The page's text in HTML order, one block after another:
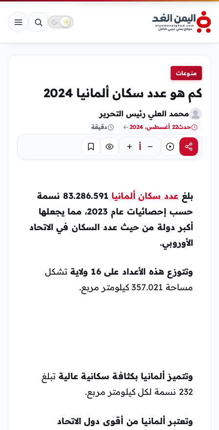
منوعات
كم هو عدد سكان ألمانيا 2024
محمد العلي رئيس التحرير
حدث22 أغسطس، 2024 دقيقة
مشاركةاستماع أ تركيز حفظ
بلغ عدد سكان ألمانيا 83.286.591 نسمة
حسب إحصائيات عام 2023، مما يجعلها
أكبر دولة من حيث عدد السكان في الاتحاد
الأوروبي.
وتتوزع هذه الأعداد على 16 ولاية
تشكل
مساحة 357.021 كيلومتر مربع.
وتتميز ألمانيا بكثافة سكانية عالية تبلغ
232 نسمة لكل كيلومتر مربع.
وتعتبر ألمانيا من أقوى دول الاتحاد